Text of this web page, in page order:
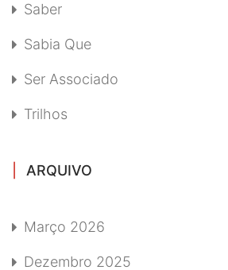
Saber
Sabia Que
Ser Associado
Trilhos
ARQUIVO
Março 2026
Dezembro 2025